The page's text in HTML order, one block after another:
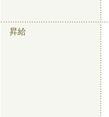
昇給